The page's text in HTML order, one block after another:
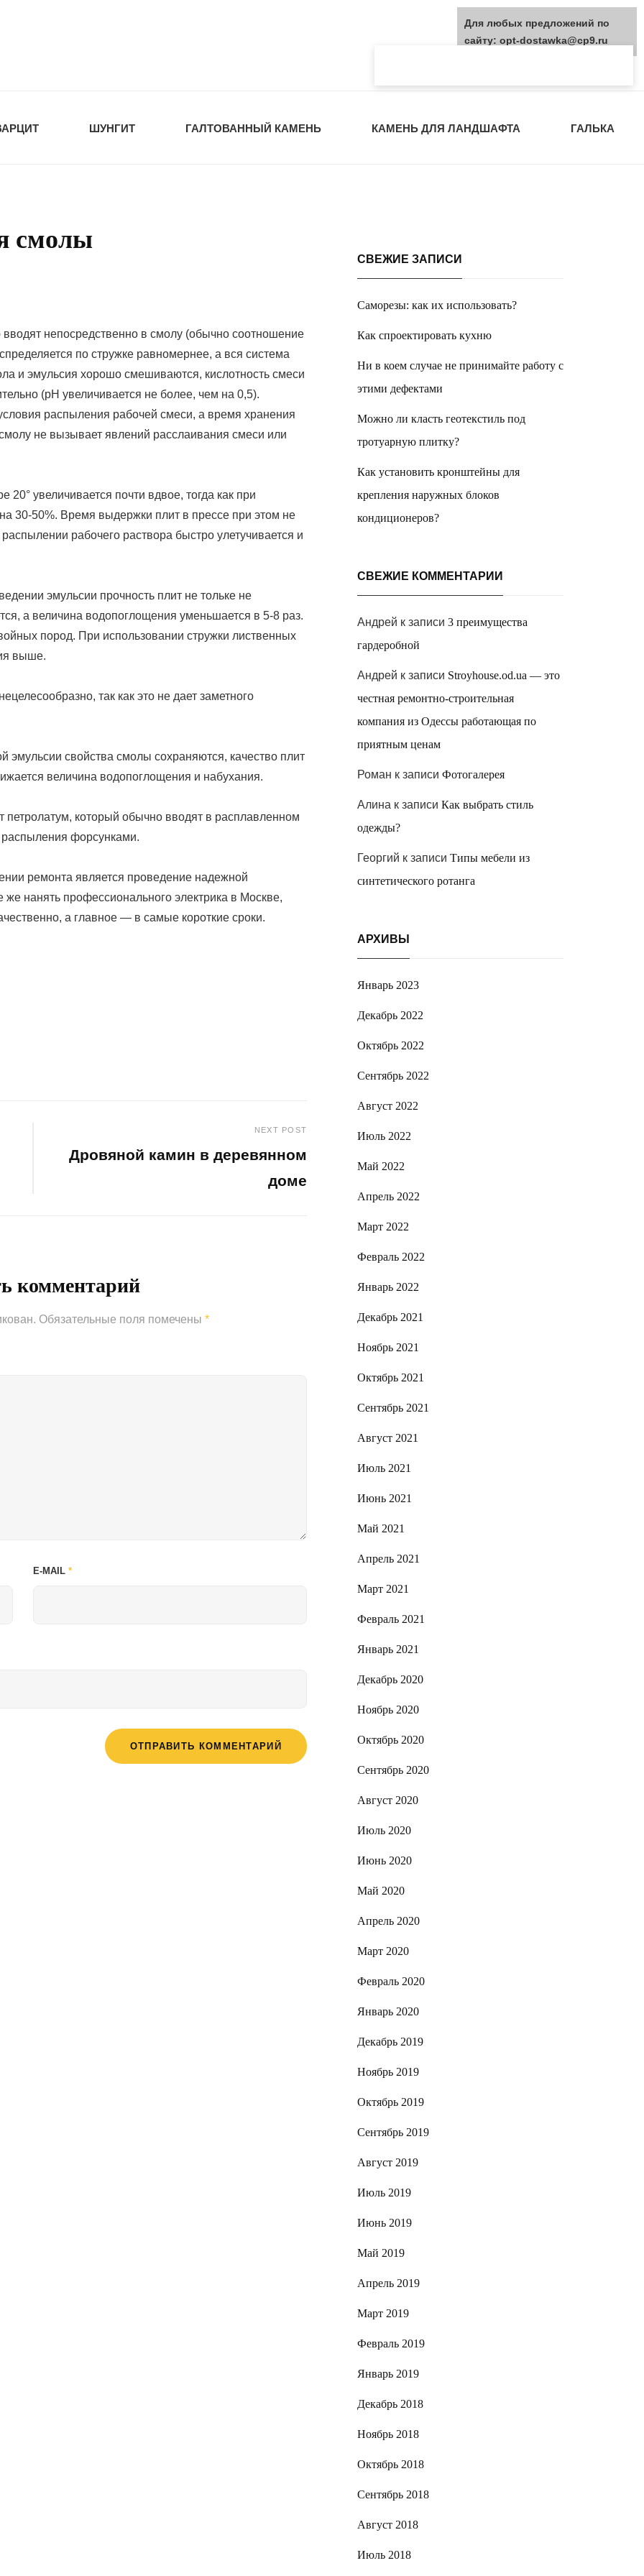
ШУНГИТ ГАЛТОВАННЫЙ КАМЕНЬ КАМЕНЬ ДЛЯ ЛАНДШАФТА ГАЛЬКА
смолы
непосредственно в смолу (обычно соотношение
по стружке равномернее, а вся система
и эмульсия хорошо смешиваются, кислотность смеси
(рН увеличивается не более, чем на 0,5).
распыления рабочей смеси, а время хранения
не вызывает явлений расслаивания смеси или
увеличивается почти вдвое, тогда как при
30-50%. Время выдержки плит в прессе при этом не
рабочего раствора быстро улетучивается и
эмульсии прочность плит не тольке не
а величина водопоглощения уменьшается в 5-8 раз.
пород. При использовании стружки лиственных
выше.
так как это не дает заметного
свойства смолы сохраняются, качество плит
величина водопоглощения и набухания.
петролатум, который обычно вводят в расплавленном
распыления форсунками.
ремонта является проведение надежной
нанять профессионального электрика в Москве,
а главное — в самые короткие сроки.
NEXT POST
Дровяной камин в деревянном
доме
комментарий
Обязательные поля помечены *
E-MAIL *
СВЕЖИЕ ЗАПИСИ
Саморезы: как их использовать?
Как спроектировать кухню
Ни в коем случае не принимайте работу с
этими дефектами
Можно ли класть геотекстиль под
тротуарную плитку?
Как установить кронштейны для
крепления наружных блоков
кондиционеров?
СВЕЖИЕ КОММЕНТАРИИ
Андрей к записи 3 преимущества
гардеробной
Андрей к записи Stroyhouse.od.ua — это
честная ремонтно-строительная
компания из Одессы работающая по
приятным ценам
Роман к записи Фотогалерея
Алина к записи Как выбрать стиль
одежды?
Георгий к записи Типы мебели из
синтетического ротанга
АРХИВЫ
Январь 2023
Декабрь 2022
Октябрь 2022
Сентябрь 2022
Август 2022
Июль 2022
Май 2022
Апрель 2022
Март 2022
Февраль 2022
Январь 2022
Декабрь 2021
Ноябрь 2021
Октябрь 2021
Сентябрь 2021
Август 2021
Июль 2021
Июнь 2021
Май 2021
Апрель 2021
Март 2021
Февраль 2021
Январь 2021
Декабрь 2020
Ноябрь 2020
Октябрь 2020
Сентябрь 2020
Август 2020
Июль 2020
Июнь 2020
Май 2020
Апрель 2020
Март 2020
Февраль 2020
Январь 2020
Декабрь 2019
Ноябрь 2019
Октябрь 2019
Сентябрь 2019
Август 2019
Июль 2019
Июнь 2019
Май 2019
Апрель 2019
Март 2019
Февраль 2019
Январь 2019
Декабрь 2018
Ноябрь 2018
Октябрь 2018
Сентябрь 2018
Август 2018
Июль 2018
Для любых предложений по
сайту: opt-dostawka@cp9.ru